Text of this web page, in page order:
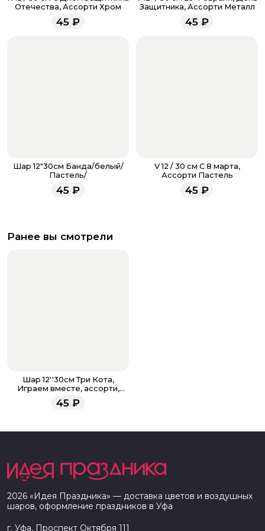
напишите WhatsApp
+7 937 333-66-53. Наши
менеджеры работают ежедневно с 9.00 до 23.00 и
всегда рады проконсультировать вас.
Отечества, Ассорти Хром
45 ₽
Защитника, Ассорти Металл
45 ₽
Шар 12"30см Банда/белый/
Пастель/
45 ₽
V 12 / 30 см С 8 марта,
Ассорти Пастель
45 ₽
Ранее вы смотрели
Шар 12''30см Три Кота,
Играем вместе, ассорти,
пастель
45 ₽
2026 « Идея Праздника» — доставка цветов и воздушных
шаров, оформление праздников в Уфа
г. Уфа, Проспект Октября 111